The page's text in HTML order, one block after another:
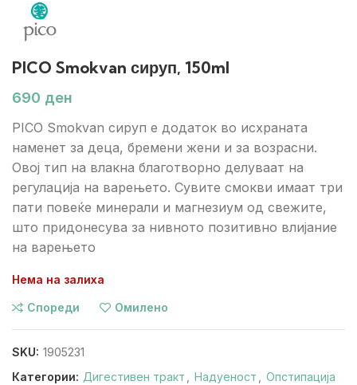
PICO Smokvan сируп, 150ml
ден
PICO Smokvan сируп е додаток во исхраната
наменет за деца, бремени жени и за возрасни.
Овој тип на влакна благотворно делуваат на
регулација на варењето. Сувите смокви имаат три
пати повеќе минерали и магнезиум од свежите,
што придонесува за нивното позитивно влијание
на варењето
Нема на залиха
Спореди Омилено
SKU: 1905231
Категории: Дигестивен тракт Надуеност Опстипација